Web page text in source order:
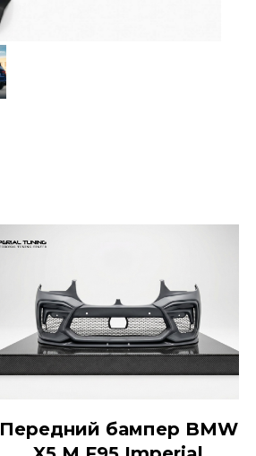
Передний бампер BMW